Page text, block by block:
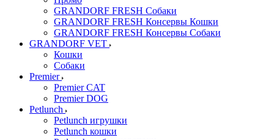
GRANDORF FRESH Собаки
GRANDORF FRESH Консервы Кошки
GRANDORF FRESH Консервы Собаки
GRANDORF VET
Кошки
Собаки
Premier
Premier CAT
Premier DOG
Petlunch
Petlunch игрушки
Petlunch кошки